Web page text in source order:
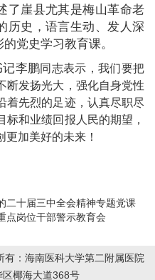
了崖县尤其是梅山革命老
历史，语言生动、发人深
党史学习教育课。
记李鹏同志表示，我们要把
断发扬光大，强化自身党性
着先烈的足迹，认真尽职尽
和业绩回报人民的期望，
加美好的未来！
二十届三中全会精神专题党课
点岗位干部警示教育会
：海南医科大学第二附属医院
椰海大道368号